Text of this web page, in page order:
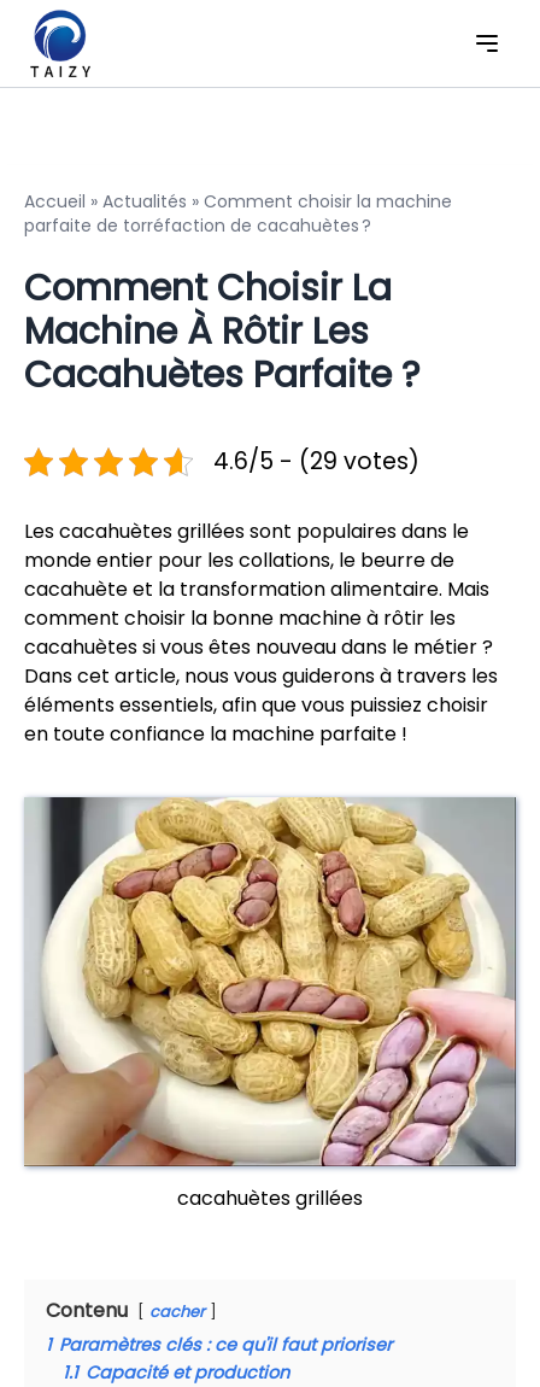
Accueil » Actualités » Comment choisir la machine
parfaite de torréfaction de cacahuètes ?
Comment Choisir La
Machine À Rôtir Les
Cacahuètes Parfaite ?
4.6/5 - (29 votes)
Les cacahuètes grillées sont populaires dans le
monde entier pour les collations, le beurre de
cacahuète et la transformation alimentaire. Mais
comment choisir la bonne machine à rôtir les
cacahuètes si vous êtes nouveau dans le métier ?
Dans cet article, nous vous guiderons à travers les
éléments essentiels, afin que vous puissiez choisir
en toute confiance la machine parfaite !
cacahuètes grillées
Contenu cacher
1 Paramètres clés : ce qu'il faut prioriser
1.1 Capacité et production